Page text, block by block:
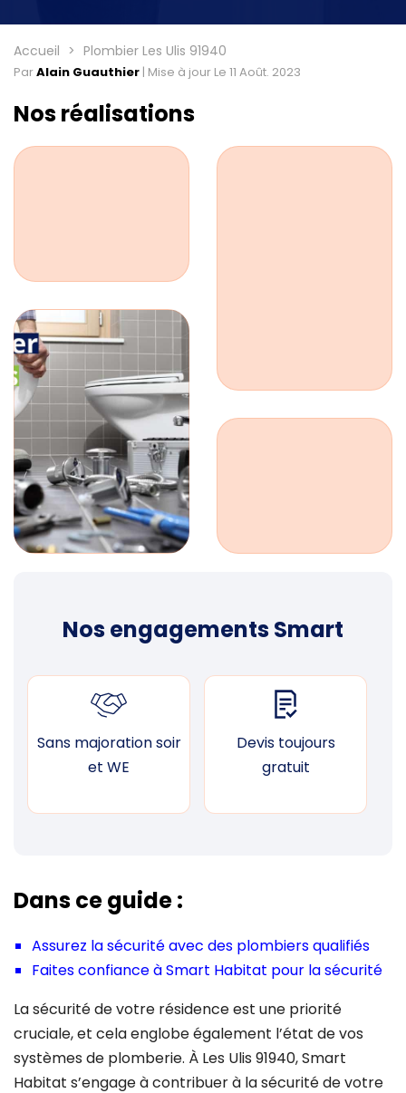
Accueil Plombier Les Ulis 91940
ParAlain Guauthier | Mise à jour Le 11 Août. 2023
Nos réalisations
Nos engagements Smart
Sans majoration soir
et WE
Devis toujours
gratuit
Dans ce guide :
Assurez la sécurité avec des plombiers qualifiés
Faites confiance à Smart Habitat pour la sécurité
La sécurité de votre résidence est une priorité
cruciale, et cela englobe également l’état de vos
systèmes de plomberie. À Les Ulis 91940, Smart
Habitat s’engage à contribuer à la sécurité de votre